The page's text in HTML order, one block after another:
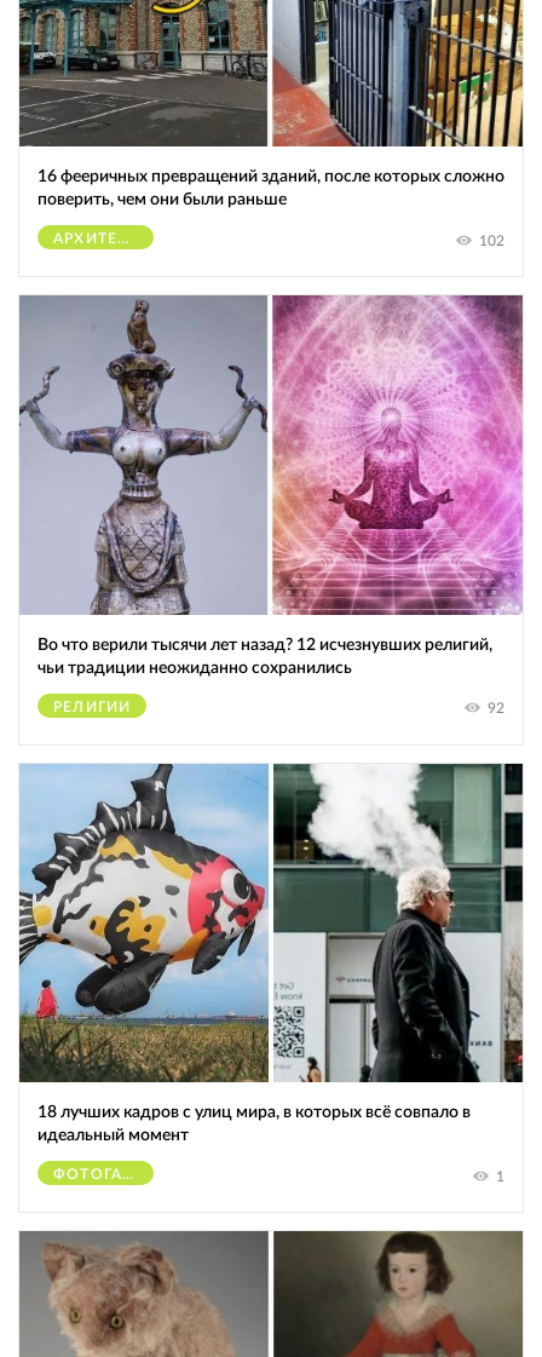
16 фееричных превращений зданий, после которых сложно
поверить, чем они были раньше
АРХИТЕКТУРА 102
Во что верили тысячи лет назад? 12 исчезнувших религий,
чьи традиции неожиданно сохранились
РЕЛИГИИ 92
18 лучших кадров с улиц мира, в которых всё совпало в
идеальный момент
ФОТОГАФЫ 1